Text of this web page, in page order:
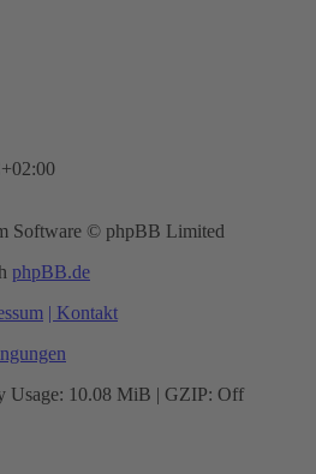
Software © phpBB Limited
phpBB.de
| Kontakt
Usage: 10.08 MiB | GZIP: Off